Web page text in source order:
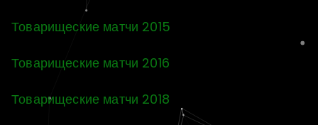
Товарищеские матчи 2015
Товарищеские матчи 2016
Товарищеские матчи 2018